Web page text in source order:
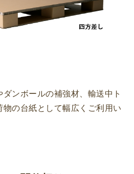
ンボールの補強材、輸送中ト
の台紙として幅広くご利用い